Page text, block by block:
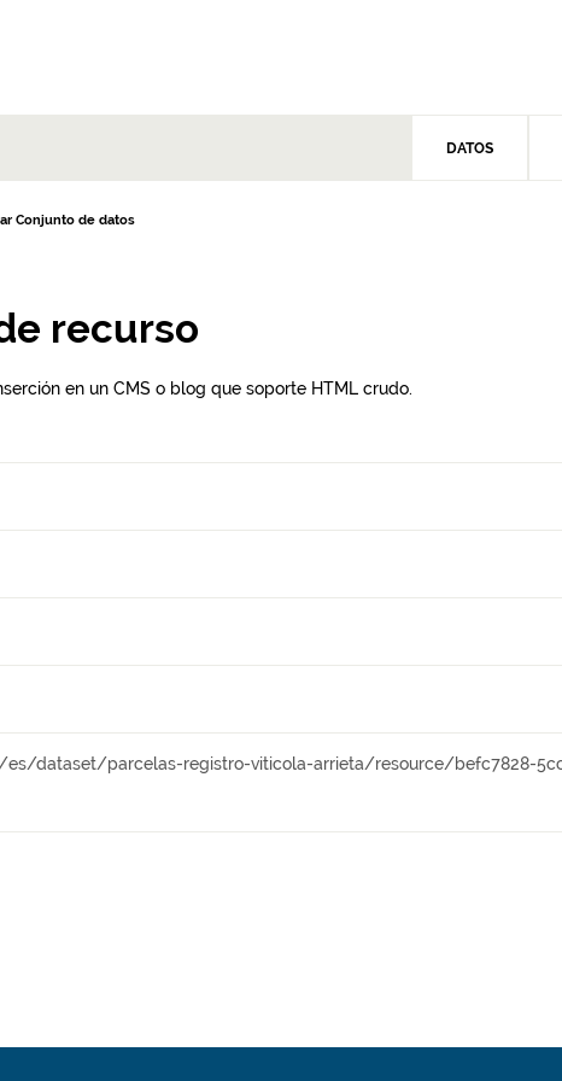
DATOS
Conjunto de datos
recurso
en un CMS o blog que soporte HTML crudo.